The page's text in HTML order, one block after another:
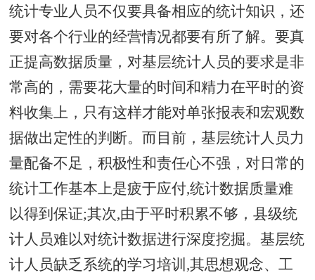
统计专业人员不仅要具备相应的统计知识，还
要对各个行业的经营情况都要有所了解。要真
正提高数据质量，对基层统计人员的要求是非
常高的，需要花大量的时间和精力在平时的资
料收集上，只有这样才能对单张报表和宏观数
据做出定性的判断。而目前，基层统计人员力
量配备不足，积极性和责任心不强，对日常的
统计工作基本上是疲于应付,统计数据质量难
以得到保证;其次,由于平时积累不够，县级统
计人员难以对统计数据进行深度挖掘。基层统
计人员缺乏系统的学习培训,其思想观念、工